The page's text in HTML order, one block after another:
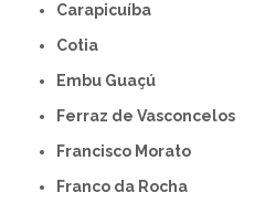
Carapicuíba
Cotia
Embu Guaçú
Ferraz de Vasconcelos
Francisco Morato
Franco da Rocha